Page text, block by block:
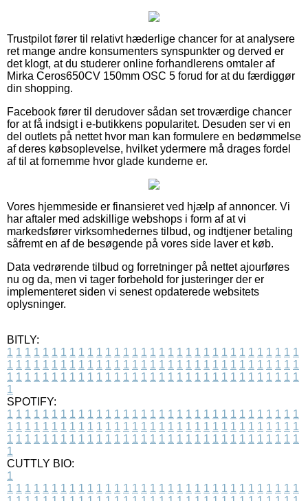
Trustpilot fører til relativt hæderlige chancer for at analysere
ret mange andre konsumenters synspunkter og derved er
det klogt, at du studerer online forhandlerens omtaler af
Mirka Ceros650CV 150mm OSC 5 forud for at du færdiggør
din shopping.
Facebook fører til derudover sådan set troværdige chancer
for at få indsigt i e-butikkens popularitet. Desuden ser vi en
del outlets på nettet hvor man kan formulere en bedømmelse
af deres købsoplevelse, hvilket ydermere må drages fordel
af til at fornemme hvor glade kunderne er.
Vores hjemmeside er finansieret ved hjælp af annoncer. Vi
har aftaler med adskillige webshops i form af at vi
markedsfører virksomhedernes tilbud, og indtjener betaling
såfremt en af de besøgende på vores side laver et køb.
Data vedrørende tilbud og forretninger på nettet ajourføres
nu og da, men vi tager forbehold for justeringer der er
implementeret siden vi senest opdaterede websitets
oplysninger.
BITLY:
1 1 1 1 1 1 1 1 1 1 1 1 1 1 1 1 1 1 1 1 1 1 1 1 1 1 1 1 1 1 1 1 1
1 1 1 1 1 1 1 1 1 1 1 1 1 1 1 1 1 1 1 1 1 1 1 1 1 1 1 1 1 1 1 1 1
1 1 1 1 1 1 1 1 1 1 1 1 1 1 1 1 1 1 1 1 1 1 1 1 1 1 1 1 1 1 1 1 1
1
SPOTIFY:
1 1 1 1 1 1 1 1 1 1 1 1 1 1 1 1 1 1 1 1 1 1 1 1 1 1 1 1 1 1 1 1 1
1 1 1 1 1 1 1 1 1 1 1 1 1 1 1 1 1 1 1 1 1 1 1 1 1 1 1 1 1 1 1 1 1
1 1 1 1 1 1 1 1 1 1 1 1 1 1 1 1 1 1 1 1 1 1 1 1 1 1 1 1 1 1 1 1 1
1
CUTTLY BIO:
1
1 1 1 1 1 1 1 1 1 1 1 1 1 1 1 1 1 1 1 1 1 1 1 1 1 1 1 1 1 1 1 1 1